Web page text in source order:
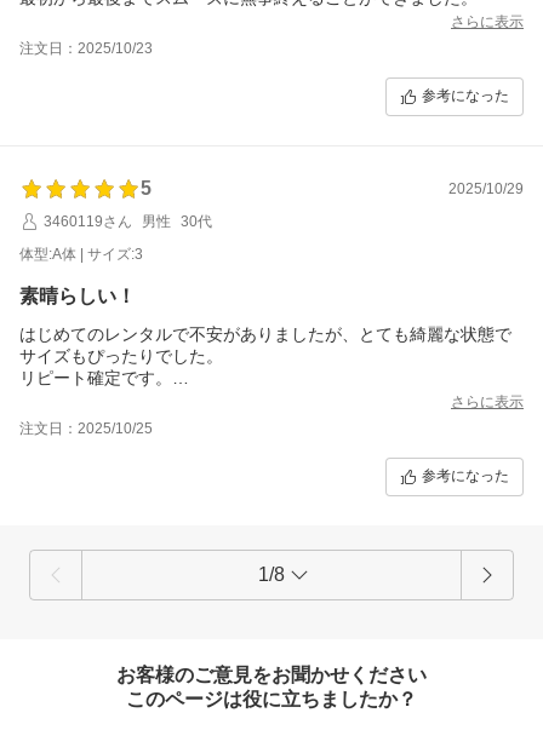
さらに表示
注文日：2025/10/23
参考になった
5
2025/10/29
3460119さん
男性
30代
体型:A体 | サイズ:3
素晴らしい！
はじめてのレンタルで不安がありましたが、とても綺麗な状態で
サイズもぴったりでした。
リピート確定です。
さらに表示
注文日：2025/10/25
参考になった
1/8
お客様のご意見をお聞かせください
このページは役に立ちましたか？